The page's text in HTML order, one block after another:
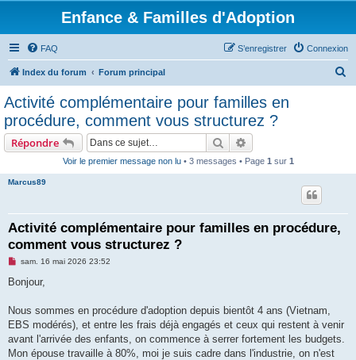
Enfance & Familles d'Adoption
FAQ Connexion
S’enregistrer
Index du forum Forum principal
Activité complémentaire pour familles en
procédure, comment vous structurez ?
Répondre Rechercher
Voir le premier message non lu• 3 messages • Page 1 sur 1
Marcus89
Activité complémentaire pour familles en procédure,
comment vous structurez ?
M
s
g
n
o
l
sam. 16 mai 2026 23:52
Bonjour,
Nous sommes en procédure d'adoption depuis bientôt 4 ans (Vietnam,
EBS modérés), et entre les frais déjà engagés et ceux qui restent à venir
avant l'arrivée des enfants, on commence à serrer fortement les budgets.
Mon épouse travaille à 80%, moi je suis cadre dans l'industrie, on n'est